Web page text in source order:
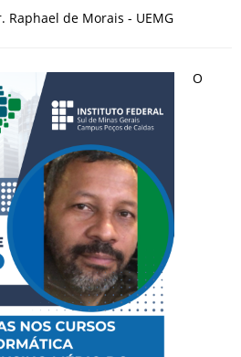
Raphael de Morais - UEMG
O